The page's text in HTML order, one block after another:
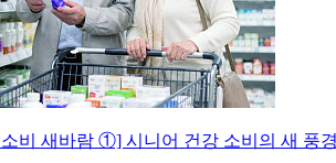
비 새바람 ①] 시니어 건강 소비의 새 풍경